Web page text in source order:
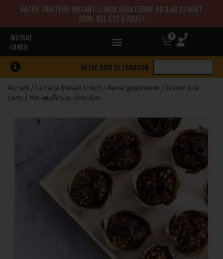
Votre traiteur Instant-Lunch sera fermé du 3 au 23 août
2026. Bel été à vous !
INSTANT
LUNCH
0
Votre date de livraison
Accueil / La carte Instant Lunch / Pause gourmande / Gouter à la
carte / Mini-muffins au chocolat